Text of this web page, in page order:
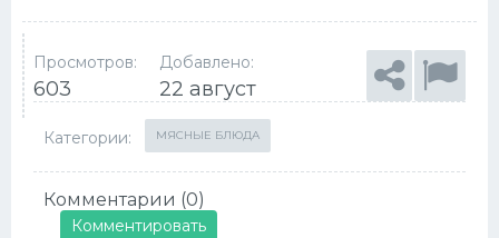
Просмотров:
603
Добавлено:
22 август
Категории: МЯСНЫЕ БЛЮДА
Комментарии (0)
Комментировать